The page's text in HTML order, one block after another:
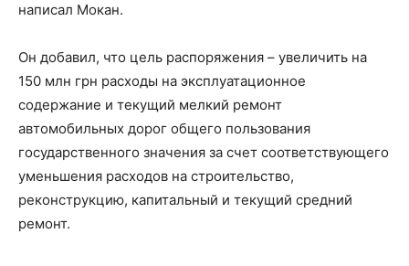
написал Мокан.
Он добавил, что цель распоряжения – увеличить на
150 млн грн расходы на эксплуатационное
содержание и текущий мелкий ремонт
автомобильных дорог общего пользования
государственного значения за счет соответствующего
уменьшения расходов на строительство,
реконструкцию, капитальный и текущий средний
ремонт.